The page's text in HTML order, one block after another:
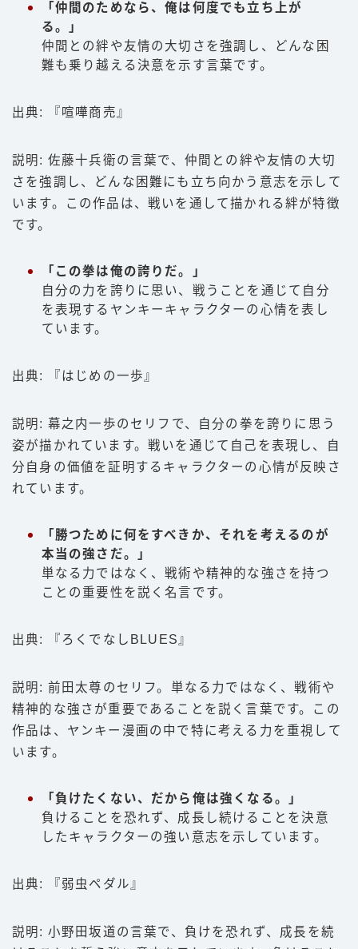
「仲間のためなら、俺は何度でも立ち上が
る。」
仲間との絆や友情の大切さを強調し、どんな困
難も乗り越える決意を示す言葉です。
出典: 『喧嘩商売』
説明: 佐藤十兵衛の言葉で、仲間との絆や友情の大切
さを強調し、どんな困難にも立ち向かう意志を示して
います。この作品は、戦いを通して描かれる絆が特徴
です。
「この拳は俺の誇りだ。」
自分の力を誇りに思い、戦うことを通じて自分
を表現するヤンキーキャラクターの心情を表し
ています。
出典: 『はじめの一歩』
説明: 幕之内一歩のセリフで、自分の拳を誇りに思う
姿が描かれています。戦いを通じて自己を表現し、自
分自身の価値を証明するキャラクターの心情が反映さ
れています。
「勝つために何をすべきか、それを考えるのが
本当の強さだ。」
単なる力ではなく、戦術や精神的な強さを持つ
ことの重要性を説く名言です。
出典: 『ろくでなしBLUES』
説明: 前田太尊のセリフ。単なる力ではなく、戦術や
精神的な強さが重要であることを説く言葉です。この
作品は、ヤンキー漫画の中で特に考える力を重視して
います。
「負けたくない、だから俺は強くなる。」
負けることを恐れず、成長し続けることを決意
したキャラクターの強い意志を示しています。
出典: 『弱虫ペダル』
説明: 小野田坂道の言葉で、負けを恐れず、成長を続